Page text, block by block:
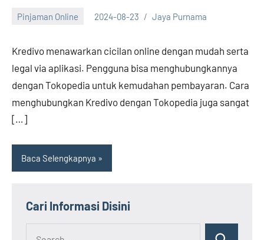
Pinjaman Online 2024-08-23 Jaya Purnama
Kredivo menawarkan cicilan online dengan mudah serta
legal via aplikasi. Pengguna bisa menghubungkannya
dengan Tokopedia untuk kemudahan pembayaran. Cara
menghubungkan Kredivo dengan Tokopedia juga sangat
[…]
Baca Selengkapnya
Cari Informasi Disini